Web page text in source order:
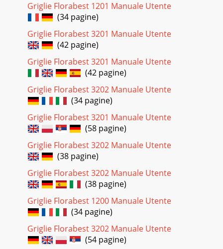
Pagina 29
ES - 4ESColocar el grill Atención ¡Peligro de daños!Durante el
uso se pueden aflojar los tornillos e influir en la estabilidad
del grill.Compruebe ant
Pagina 30 - Entsorgung
esferaPeso: 2,9 kgDimensiones total: (AxAxL) 41,5 x 55 x 36
cmSuperficie grill: Ø 34Canti
Pagina 31 - Inverkehrbringer
ES - 6ES91458 L5 i 20100121.indd 691458 L5 i 20100121.indd
6 21.01.2010 15:35:24 Uhr21.01.2010 15:35:24 Uhr
Pagina 32 - DE / AT / CH - 6
IT - 1ITSommarioPrima d'impiegare l'apparecchio
.......................
Griglie Florabest 1201 Manuale Utente
(34 pagine)
Griglie Florabest 3201 Manuale Utente
(42 pagine)
Griglie Florabest 3201 Manuale Utente
(42 pagine)
Griglie Florabest 3202 Manuale Utente
(34 pagine)
Griglie Florabest 3201 Manuale Utente
(58 pagine)
Griglie Florabest 3202 Manuale Utente
(38 pagine)
Griglie Florabest 3202 Manuale Utente
(38 pagine)
Griglie Florabest 1200 Manuale Utente
(34 pagine)
Griglie Florabest 3202 Manuale Utente
(54 pagine)